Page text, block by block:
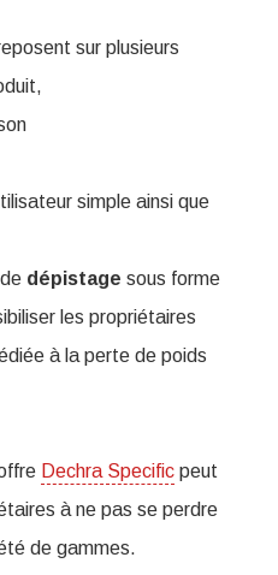
sur plusieurs
simple ainsi que
dépistage sous forme
les propriétaires
à la perte de poids
Dechra Specific peut
à ne pas se perdre
de gammes.